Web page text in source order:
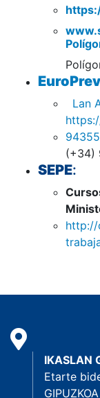
Lan
(+34)
SEPE:
http://
IKASLAN
Etarte
GIPUZKOA